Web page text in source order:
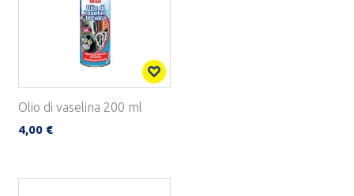
Olio di vaselina 200 ml
4,00 €